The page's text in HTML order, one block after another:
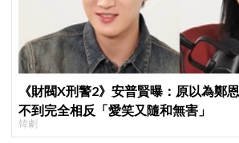
《財閥X刑警2》安普賢曝：原以為鄭
不到完全相反「愛笑又隨和無害」
韓劇